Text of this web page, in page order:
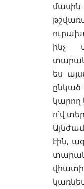
ինչ
ես
ընկած
կարող
ո՛վ
էին,